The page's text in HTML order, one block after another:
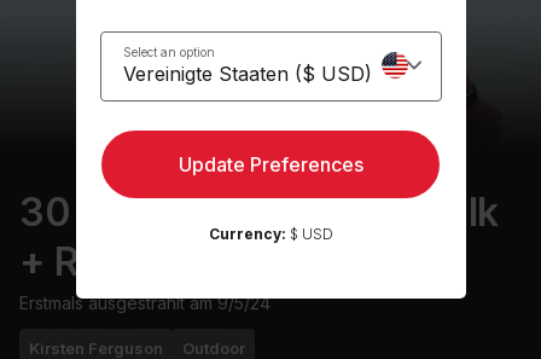
30 min Mother's Day Walk
+ Run
Erstmals ausgestrahlt am9/5/24
Kirsten Ferguson Outdoor
Select an option
Update Preferences
Currency: $ USD